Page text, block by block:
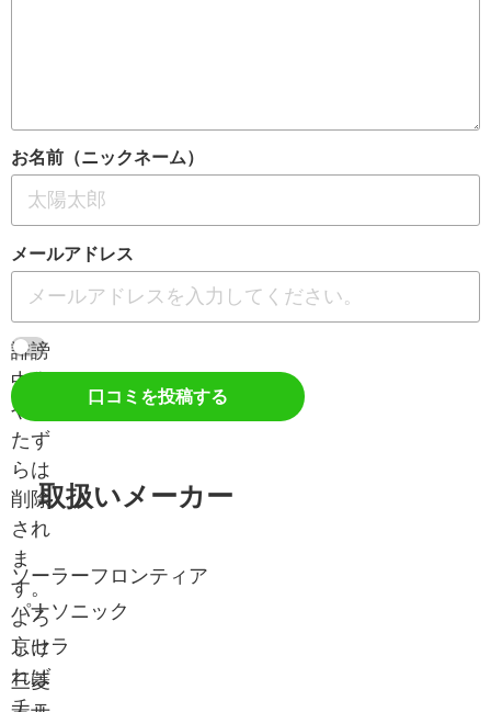
お名前（ニックネーム）
メールアドレス
誹謗
中傷
やい
たず
らは
削除
され
ま
す。
よろ
しけ
れば
チェ
口コミを投稿する
取扱いメーカー
ソーラーフロンティア
パナソニック
京セラ
三菱